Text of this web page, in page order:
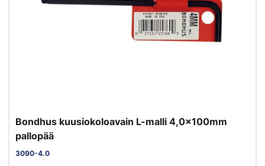
Bondhus kuusiokoloavain L-malli 4,0x100mm
pallopää
3090-4.0